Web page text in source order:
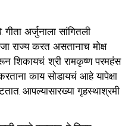
अर्जुनाला सांगितली
राज्य करत असतानाच मोक्ष
शिकायचं. श्री रामकृष्ण परमहंस
काय सोडायचं आहे यापेक्षा
आपल्यासारख्या गृहस्थाश्रमी